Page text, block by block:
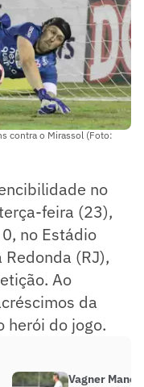
contra o Mirassol (Foto:
no
feira (23),
no Estádio
(RJ),
Ao
da
herói do jogo.
Vagner